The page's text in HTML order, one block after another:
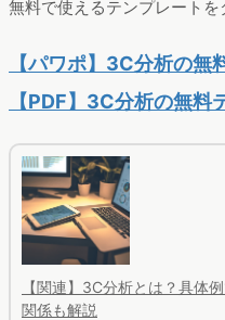
無料で使えるテンプレートを
【パワポ】3C分析の無
【PDF】3C分析の無料
【関連】3C分析とは？具体
関係も解説